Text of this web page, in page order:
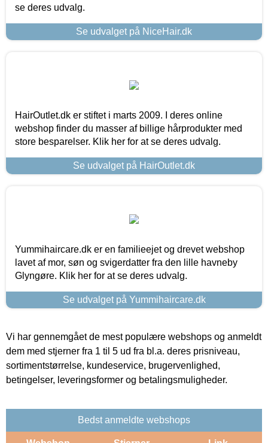
se deres udvalg.
Se udvalget på NiceHair.dk
HairOutlet.dk er stiftet i marts 2009. I deres online
webshop finder du masser af billige hårprodukter med
store besparelser. Klik her for at se deres udvalg.
Se udvalget på HairOutlet.dk
Yummihaircare.dk er en familieejet og drevet webshop
lavet af mor, søn og svigerdatter fra den lille havneby
Glyngøre. Klik her for at se deres udvalg.
Se udvalget på Yummihaircare.dk
Vi har gennemgået de mest populære webshops og anmeldt
dem med stjerner fra 1 til 5 ud fra bl.a. deres prisniveau,
sortimentstørrelse, kundeservice, brugervenlighed,
betingelser, leveringsformer og betalingsmuligheder.
Bedst anmeldte webshops